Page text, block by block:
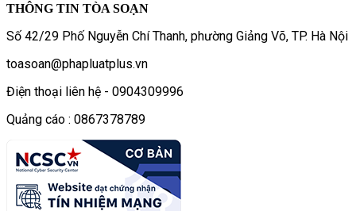
THÔNG TIN TÒA SOẠN
Số 42/29 Phố Nguyễn Chí Thanh, phường Giảng Võ, TP. Hà Nội
toasoan@phapluatplus.vn
Điện thoại liên hệ - 0904309996
Quảng cáo : 0867378789